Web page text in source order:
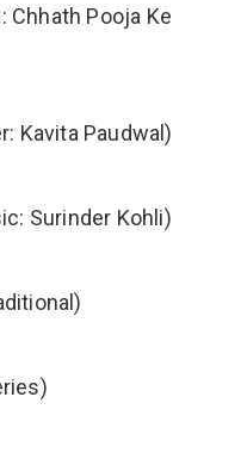
Chhath Pooja Ke
Kavita Paudwal)
Surinder Kohli)